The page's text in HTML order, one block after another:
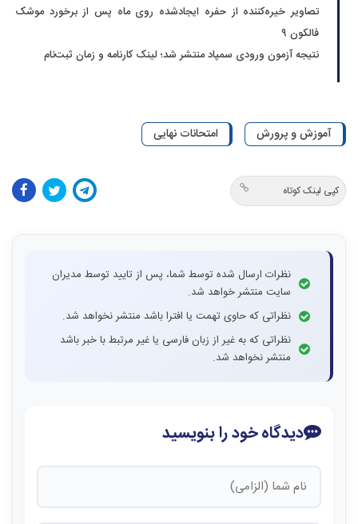
تصاویر خیره‌کننده از حفره ایجادشده روی ماه پس از برخورد موشک
فالکون ۹
نتیجه آزمون ورودی سمپاد منتشر شد؛ لینک کارنامه و زمان ثبت‌نام
آموزش و پرورش امتحانات نهایی
کپی لینک کوتاه
نظرات ارسال شده توسط شما، پس از تایید توسط مدیران
سایت منتشر خواهد شد.
نظراتی که حاوی تهمت یا افترا باشد منتشر نخواهد شد.
نظراتی که به غیر از زبان فارسی یا غیر مرتبط با خبر باشد
منتشر نخواهد شد.
دیدگاه خود را بنویسید